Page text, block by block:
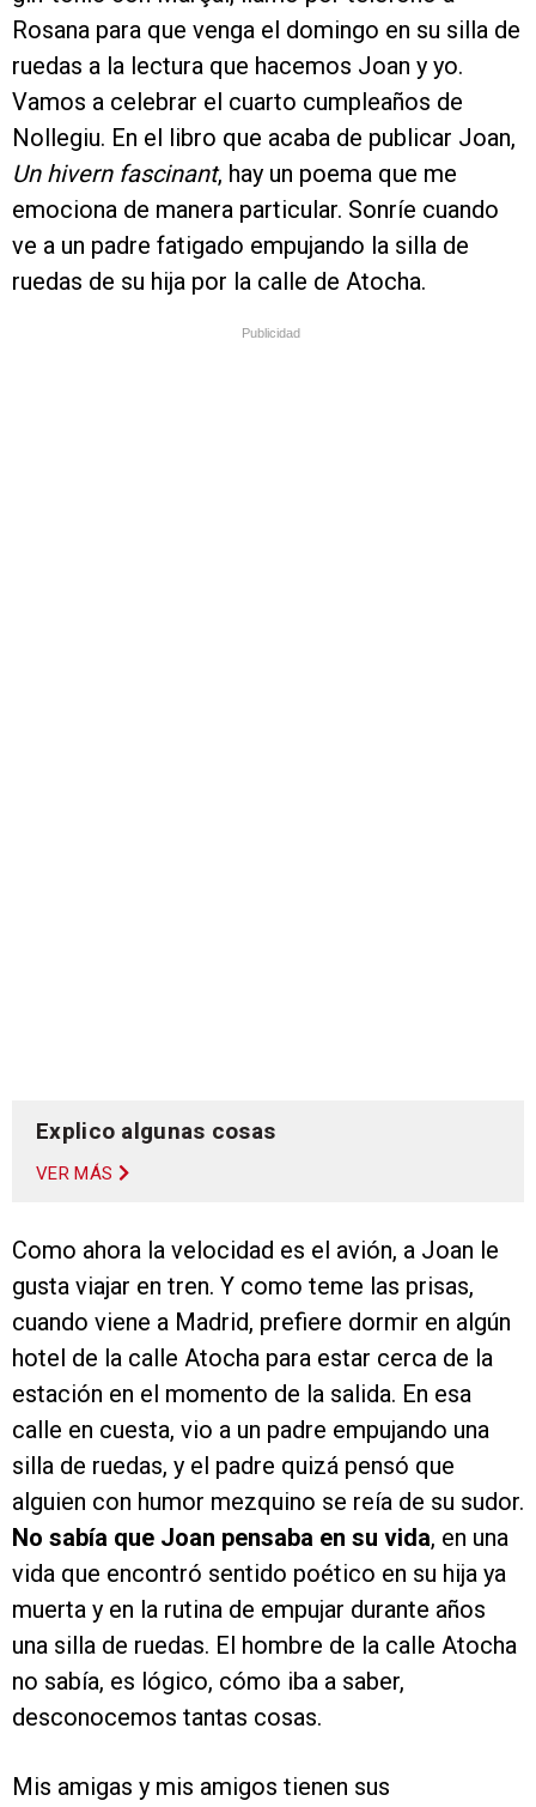
Rosana para que venga el domingo en su silla de
ruedas a la lectura que hacemos Joan y yo.
Vamos a celebrar el cuarto cumpleaños de
Nollegiu. En el libro que acaba de publicar Joan,
Un hivern fascinant, hay un poema que me
emociona de manera particular. Sonríe cuando
ve a un padre fatigado empujando la silla de
ruedas de su hija por la calle de Atocha.
Publicidad
Explico algunas cosas
VER MÁS
Como ahora la velocidad es el avión, a Joan le
gusta viajar en tren. Y como teme las prisas,
cuando viene a Madrid, prefiere dormir en algún
hotel de la calle Atocha para estar cerca de la
estación en el momento de la salida. En esa
calle en cuesta, vio a un padre empujando una
silla de ruedas, y el padre quizá pensó que
alguien con humor mezquino se reía de su sudor.
No sabía que Joan pensaba en su vida, en una
vida que encontró sentido poético en su hija ya
muerta y en la rutina de empujar durante años
una silla de ruedas. El hombre de la calle Atocha
no sabía, es lógico, cómo iba a saber,
desconocemos tantas cosas.
Mis amigas y mis amigos tienen sus